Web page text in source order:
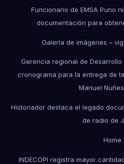
Funcionario de EMSA Puno
documentación para
Galería de imágenes –
Gerencia regional de
cronograma para la entrega de
Manuel
Historiador destaca el legado
de radio de
Home
INDECOPI registra mayor